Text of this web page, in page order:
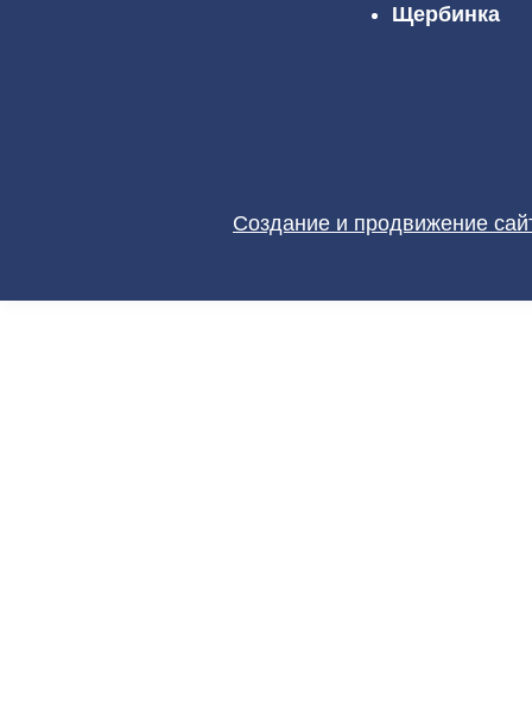
Щербинка
Создание и продвижение